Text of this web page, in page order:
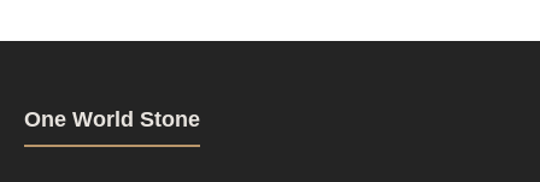
One World Stone